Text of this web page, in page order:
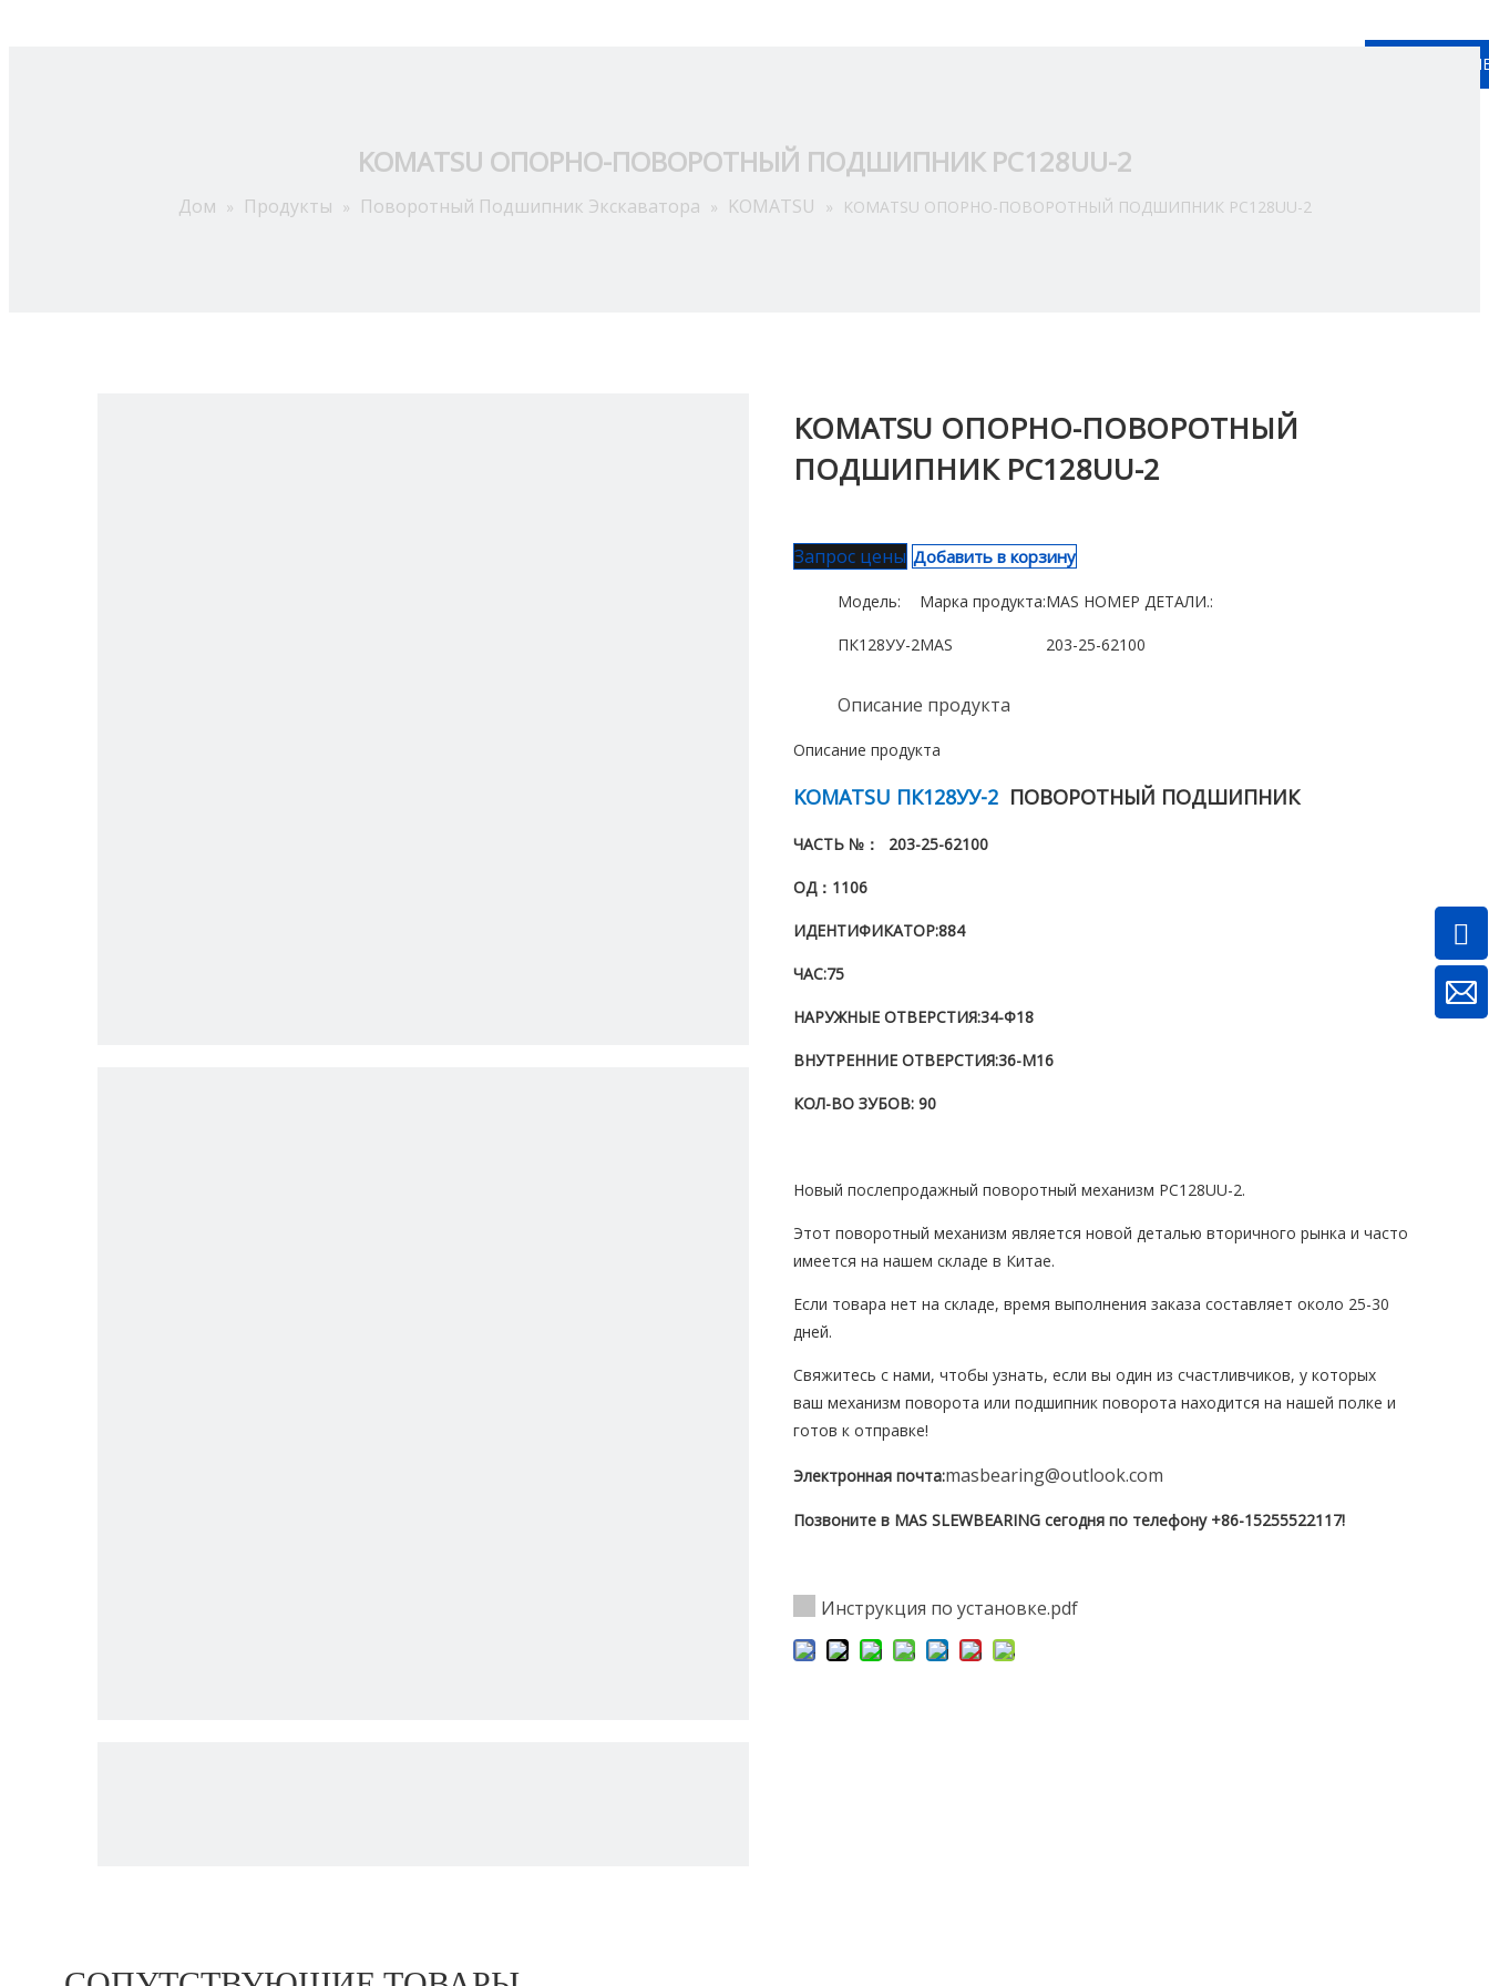
KOMATSU ОПОРНО-ПОВОРОТНЫЙ ПОДШИПНИК PC128UU-2
Дом » Продукты » Поворотный Подшипник Экскаватора » KOMATSU » KOMATSU ОПОРНО-ПОВОРОТНЫЙ ПОДШИПНИК PC128UU-2
KOMATSU ОПОРНО-ПОВОРОТНЫЙ
ПОДШИПНИК PC128UU-2
Запрос цены Добавить в корзину
Модель:
ПК128УУ-2
Марка продукта:
MAS
MAS НОМЕР ДЕТАЛИ.:
203-25-62100
Описание продукта
Описание продукта
KOMATSU ПК128УУ-2 ПОВОРОТНЫЙ ПОДШИПНИК
ЧАСТЬ №： 203-25-62100
ОД： 1106
ИДЕНТИФИКАТОР:884
ЧАС:75
НАРУЖНЫЕ ОТВЕРСТИЯ:34-Φ18
ВНУТРЕННИЕ ОТВЕРСТИЯ:36-М16
КОЛ-ВО ЗУБОВ: 90
Новый послепродажный поворотный механизм PC128UU-2.
Этот поворотный механизм является новой деталью вторичного рынка и часто
имеется на нашем складе в Китае.
Если товара нет на складе, время выполнения заказа составляет около 25-30
дней.
Свяжитесь с нами, чтобы узнать, если вы один из счастливчиков, у которых
ваш механизм поворота или подшипник поворота находится на нашей полке и
готов к отправке!
Электронная почта:masbearing@outlook.com
Позвоните в MAS SLEWBEARING сегодня по телефону +86-15255522117!
Инструкция по установке.pdf